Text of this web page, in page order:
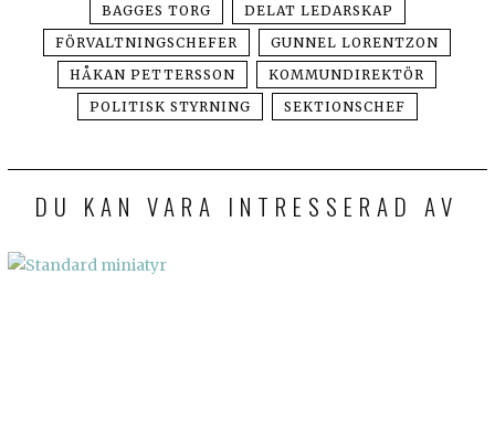
BAGGES TORG
DELAT LEDARSKAP
FÖRVALTNINGSCHEFER
GUNNEL LORENTZON
HÅKAN PETTERSSON
KOMMUNDIREKTÖR
POLITISK STYRNING
SEKTIONSCHEF
DU KAN VARA INTRESSERAD AV